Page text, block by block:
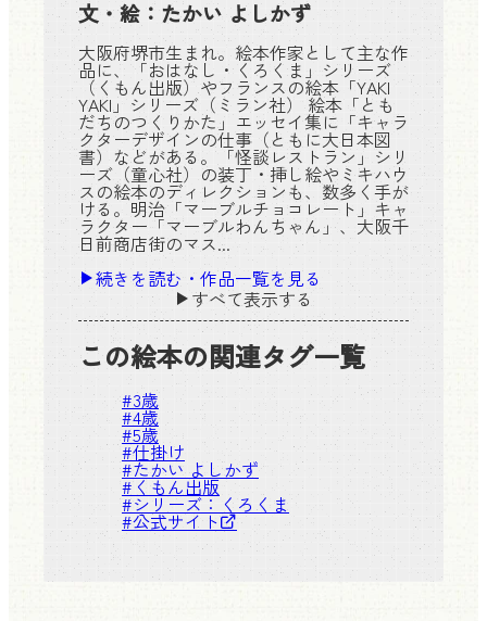
文・絵： たかい よしかず
大阪府堺市生まれ。絵本作家として主な作
品に、「おはなし・くろくま」シリーズ
（くもん出版）やフランスの絵本「YAKI
YAKI」シリーズ（ミラン社） 絵本「とも
だちのつくりかた」エッセイ集に「キャラ
クターデザインの仕事（ともに大日本図
書）などがある。「怪談レストラン」シリ
ーズ（童心社）の装丁・挿し絵やミキハウ
スの絵本のディレクションも、数多く手が
ける。明治「マーブルチョコレート」キャ
ラクター「マーブルわんちゃん」、大阪千
日前商店街のマス...
続きを読む・作品一覧を見る
すべて表示する
この絵本の関連タグ一覧
#3歳
#4歳
#5歳
#仕掛け
#たかい よしかず
#くもん出版
#シリーズ： くろくま
#公式サイト